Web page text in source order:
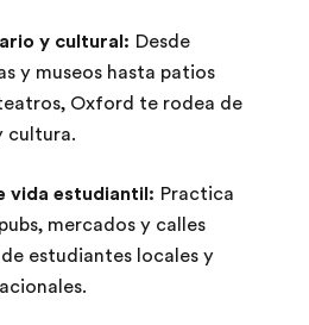
y cultural: Desde
y museos hasta patios
Oxford te rodea de
cultura.
vida estudiantil: Practica
mercados y calles
estudiantes locales y